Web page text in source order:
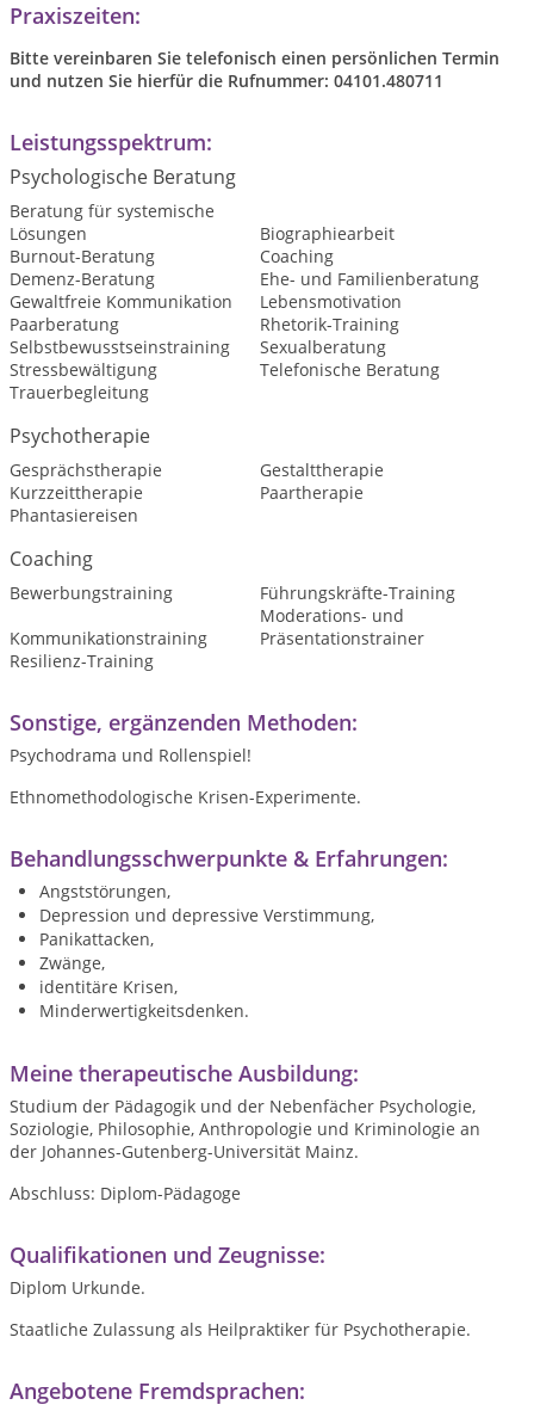
Praxiszeiten:
Bitte vereinbaren Sie telefonisch einen persönlichen Termin
und nutzen Sie hierfür die Rufnummer: 04101.480711
Leistungsspektrum:
Psychologische Beratung
Beratung für systemische
Lösungen
Biographiearbeit
Burnout-Beratung
Coaching
Demenz-Beratung
Ehe- und Familienberatung
Gewaltfreie Kommunikation
Lebensmotivation
Paarberatung
Rhetorik-Training
Selbstbewusstseinstraining
Sexualberatung
Stressbewältigung
Telefonische Beratung
Trauerbegleitung
Psychotherapie
Gesprächstherapie
Gestalttherapie
Kurzzeittherapie
Paartherapie
Phantasiereisen
Coaching
Bewerbungstraining
Führungskräfte-Training
Kommunikationstraining
Moderations- und
Präsentationstrainer
Resilienz-Training
Sonstige, ergänzenden Methoden:
Psychodrama und Rollenspiel!
Ethnomethodologische Krisen-Experimente.
Behandlungsschwerpunkte & Erfahrungen:
Angststörungen,
Depression und depressive Verstimmung,
Panikattacken,
Zwänge,
identitäre Krisen,
Minderwertigkeitsdenken.
Meine therapeutische Ausbildung:
Studium der Pädagogik und der Nebenfächer Psychologie,
Soziologie, Philosophie, Anthropologie und Kriminologie an
der Johannes-Gutenberg-Universität Mainz.
Abschluss: Diplom-Pädagoge
Qualifikationen und Zeugnisse:
Diplom Urkunde.
Staatliche Zulassung als Heilpraktiker für Psychotherapie.
Angebotene Fremdsprachen: